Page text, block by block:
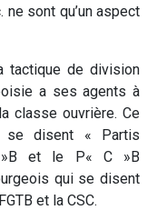
sont qu’un aspect
tactique de division
a ses agents à
classe ouvrière. Ce
se disent « Partis
et le P« C »B
qui se disent
et la CSC.